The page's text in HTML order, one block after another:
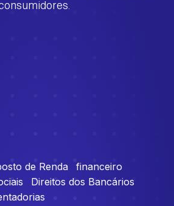
de Renda
financeiro
Direitos dos Bancários